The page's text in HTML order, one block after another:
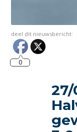
deel dit nieuwsbericht:
0
27/